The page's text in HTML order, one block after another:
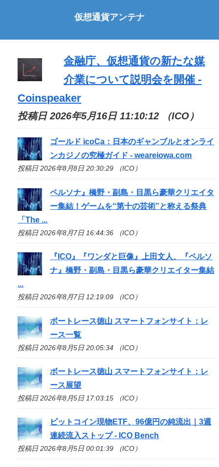
仮想通貨アンテナ
金融庁、仮想通貨の新たな媒
介業について説明会を開催 -
Coinspeaker
投稿日 2026年5月16日 11:10:12 （ICO）
ゴールド icoCa：日本のギャンブルとオンライ
ンカジノの究極ガイド - weareiowa.com
投稿日 2026年8月8日 20:30:29 （ICO）
ペルソナ』橋野・副島・目黒ら豪華クリエイタ
ー集結！ゲームを“第十の芸術”と称える祭典
「The ...
投稿日 2026年8月7日 16:44:36 （ICO）
『 ICO 』『ワンダと巨像』上田文人、『ペルソ
ナ』橋野・副島・目黒ら豪華クリエイター集結
...
投稿日 2026年8月7日 12:19:09 （ICO）
ボートレース徳山 スマートフォンサイト：レ
ース一覧
投稿日 2026年8月5日 20:05:34 （ICO）
ボートレース徳山 スマートフォンサイト：レ
ース展望
投稿日 2026年8月5日 17:03:15 （ICO）
ビットコイン現物ETF、96億円の純流出｜3週
連続流入ストップ - ICO Bench
投稿日 2026年8月5日 00:01:39 （ICO）